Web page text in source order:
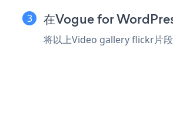
在Vogue for
将以上Video gallery flickr片